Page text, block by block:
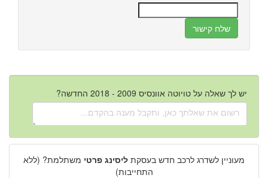
יש לך שאלה על טויוטה אוונסיס 2009 - 2018 החדשה?
מעוניין לשדרג לרכב חדש בעסקת ליסינג פרטי משתלמת? (ללא
התחייבות)